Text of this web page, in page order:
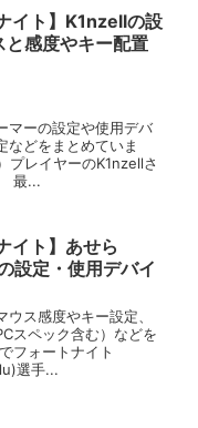
イト】K1nzellの設
と感度やキー配置
マーの設定や使用デバ
などをまとめていま
レイヤーのK1nzellさ
最...
イト】あせら
設定・使用デバイ
ス感度やキー設定、
スペック含む）などを
フォートナイト
選手...